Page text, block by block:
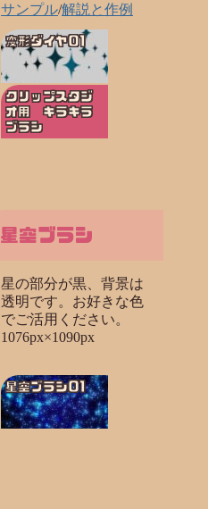
サンプル/解説と作例
変形ダイヤ01
クリップスタジ
オ用 キラキラ
ブラシ
星空ブラシ
星の部分が黒、背景は
透明です。お好きな色
でご活用ください。
1076px×1090px
星空ブラシ01